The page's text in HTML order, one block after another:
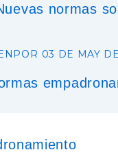
normas
03 DE MAY